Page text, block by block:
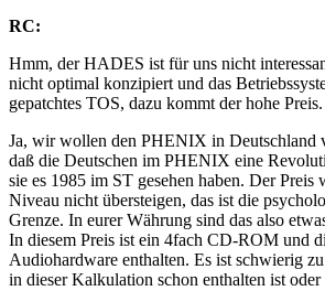
RC:
Hmm, der HADES ist für uns nicht
nicht optimal konzipiert und das
gepatchtes TOS, dazu kommt der hohe Preis.
Ja, wir wollen den PHENIX in Deutschland
daß die Deutschen im PHENIX eine
sie es 1985 im ST gesehen haben. Der Preis
Niveau nicht übersteigen, das ist die
Grenze. In eurer Währung sind das also
In diesem Preis ist ein 4fach CD-ROM und
Audiohardware enthalten. Es ist schwierig
in dieser Kalkulation schon enthalten ist oder